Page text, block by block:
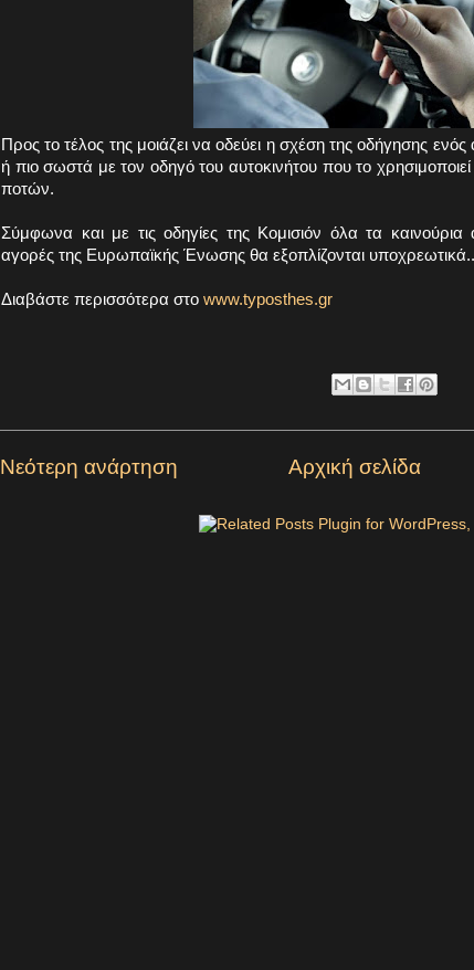
Προς το τέλος της μοιάζει να οδεύει η σχέση της οδήγησης
ή πιο σωστά με τον οδηγό του αυτοκινήτου που το
ποτών.
Σύμφωνα και με τις οδηγίες της Κομισιόν όλα τα καινούρια
αγορές της Ευρωπαϊκής Ένωσης θα εξοπλίζονται
Διαβάστε περισσότερα στο www.typosthes.gr
Νεότερη ανάρτηση Αρχική σελίδα